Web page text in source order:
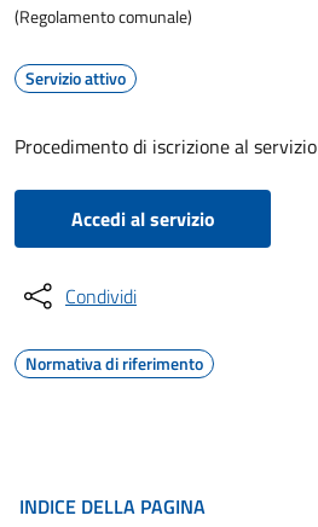
(Regolamento comunale)
Servizio attivo
Procedimento di iscrizione al servizio
Accedi al servizio
Condividi
Normativa di riferimento
INDICE DELLA PAGINA